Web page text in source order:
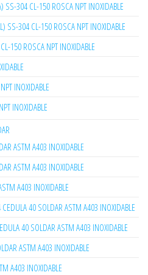
SS-304 CL-150 ROSCA NPT INOXIDABLE
SS-304 CL-150 ROSCA NPT INOXIDABLE
150 ROSCA NPT INOXIDABLE
INOXIDABLE
INOXIDABLE
ASTM A403 INOXIDABLE
ASTM A403 INOXIDABLE
A403 INOXIDABLE
40 SOLDAR ASTM A403 INOXIDABLE
40 SOLDAR ASTM A403 INOXIDABLE
ASTM A403 INOXIDABLE
A403 INOXIDABLE